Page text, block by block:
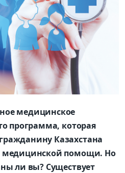
медицинское
программа, которая
Казахстана
медицинской помощи. Но
ли вы? Существует